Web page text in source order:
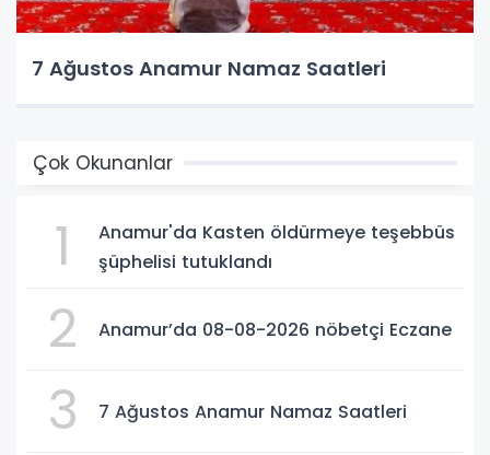
7 Ağustos Anamur Namaz Saatleri
Çok Okunanlar
1
Anamur'da Kasten öldürmeye teşebbüs
şüphelisi tutuklandı
2 Anamur’da 08-08-2026 nöbetçi Eczane
3 7 Ağustos Anamur Namaz Saatleri